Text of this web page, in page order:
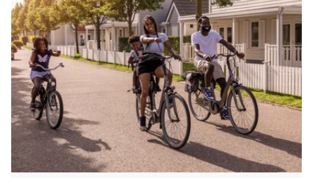
den zentralen Parkplätzen des Parks abstellen.
Einige Comfort 4B Ferienwohnungen haben eine
eingeschränkte Aussicht. Einige Unterkünfte
verfügen über zusätzliche Einrichtungen. In Schritt 1
Ihrer Buchung können Sie angeben, dass Sie eine
bestimmte Einrichtung, eine bestimmte Lage oder
eine bestimmte Hausnummer bevorzugen. Für die
Vorzugsbuchung kann ein Aufpreis erhoben werden.